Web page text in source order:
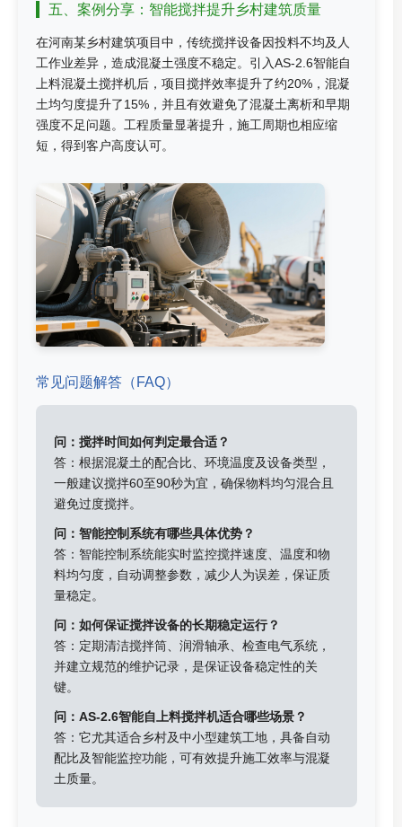
五、案例分享：智能搅拌提升乡村建筑质量
在河南某乡村建筑项目中，传统搅拌设备因投料不均及人
工作业差异，造成混凝土强度不稳定。引入AS-2.6智能自
上料混凝土搅拌机后，项目搅拌效率提升了约20%，混凝
土均匀度提升了15%，并且有效避免了混凝土离析和早期
强度不足问题。工程质量显著提升，施工周期也相应缩
短，得到客户高度认可。
常见问题解答（FAQ）
问：搅拌时间如何判定最合适？
答：根据混凝土的配合比、环境温度及设备类型，
一般建议搅拌60至90秒为宜，确保物料均匀混合且
避免过度搅拌。
问：智能控制系统有哪些具体优势？
答：智能控制系统能实时监控搅拌速度、温度和物
料均匀度，自动调整参数，减少人为误差，保证质
量稳定。
问：如何保证搅拌设备的长期稳定运行？
答：定期清洁搅拌筒、润滑轴承、检查电气系统，
并建立规范的维护记录，是保证设备稳定性的关
键。
问：AS-2.6智能自上料搅拌机适合哪些场景？
答：它尤其适合乡村及中小型建筑工地，具备自动
配比及智能监控功能，可有效提升施工效率与混凝
土质量。